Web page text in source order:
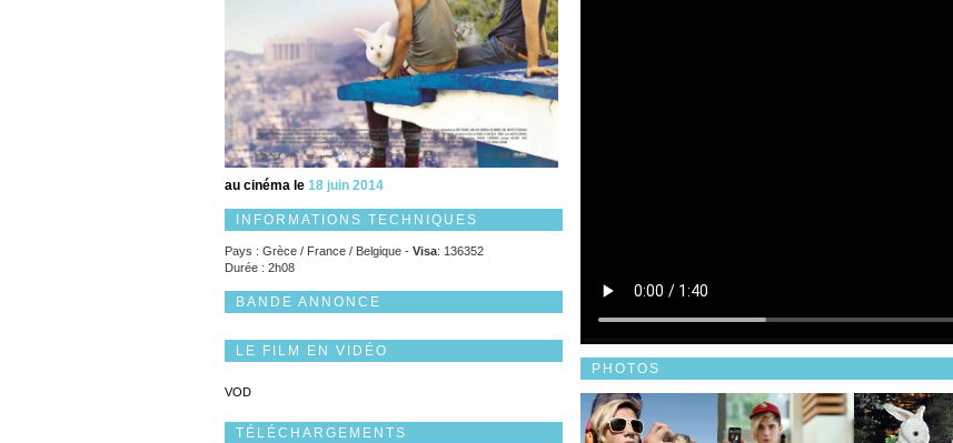
au cinéma le 18 juin 2014
INFORMATIONS TECHNIQUES
Pays : Grèce / France / Belgique - Visa: 136352
Durée : 2h08
BANDE ANNONCE
LE FILM EN VIDÉO
VOD
TÉLÉCHARGEMENTS
PHOTOS